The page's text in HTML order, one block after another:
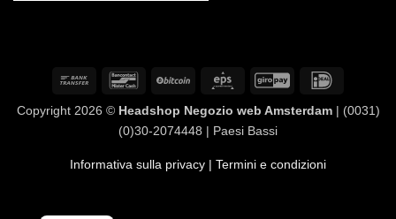
Bonifico
BancontactBitCoin Eps GiroPay
Copyright 2026 © Headshop Negozio web Amsterdam| (0031)
(0)30-2074448 | Paesi Bassi
Informativa sulla privacy | Termini e condizioni